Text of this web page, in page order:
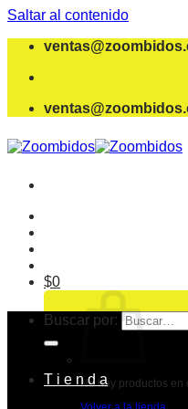
Saltar al contenido
$0
No hay productos en
Buscar por:
T i e n d a